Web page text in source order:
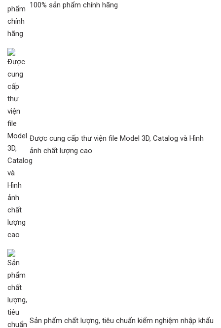
100% sản phẩm chính hãng
Được cung cấp thư viện file Model 3D, Catalog và Hình
ảnh chất lượng cao
Sản phẩm chất lượng, tiêu chuẩn kiểm nghiệm nhập khẩu